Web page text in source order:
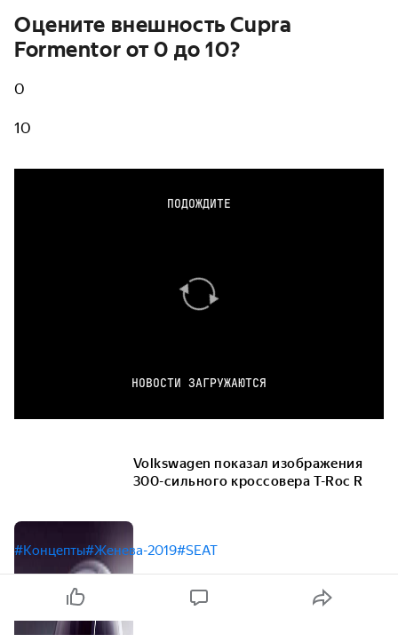
Оцените внешность Cupra
Formentor от 0 до 10?
0
10
ПОДОЖДИТЕ
НОВОСТИ ЗАГРУЖАЮТСЯ
Volkswagen показал изображения
300-сильного кроссовера T-Roc R
#Концепты#Женева-2019#SEAT